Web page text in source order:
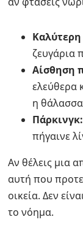
Καλύτερη
ζευγάρια
Αίσθηση
ελεύθερα
η θάλασσα
Πάρκινγκ:
πήγαινε
Αν θέλεις μια
αυτή που
οικεία. Δεν
το νόημα.